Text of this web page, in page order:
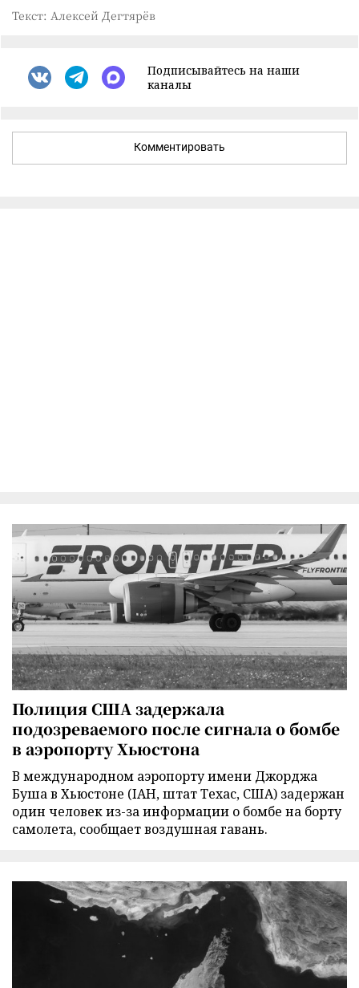
Текст: Алексей Дегтярёв
Подписывайтесь на наши
каналы
Комментировать
Полиция США задержала
подозреваемого после сигнала о бомбе
в аэропорту Хьюстона
В международном аэропорту имени Джорджа
Буша в Хьюстоне (IAH, штат Техас, США) задержан
один человек из-за информации о бомбе на борту
самолета, сообщает воздушная гавань.